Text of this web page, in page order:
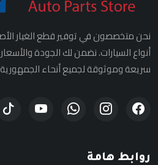
نحن متخصصون في توفير قطع الغيار
أنواع السيارات. نضمن لك الجودة
سريعة وموثوقة لجميع أنحاء
روابط هامة